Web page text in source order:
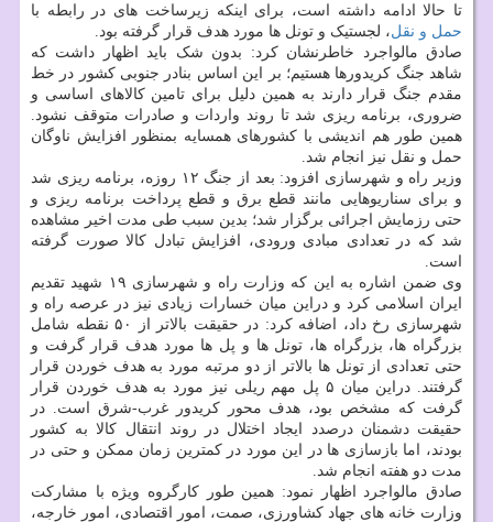
تا حالا ادامه داشته است، برای اینکه زیرساخت های در رابطه با
حمل و نقل، لجستیک و تونل ها مورد هدف قرار گرفته بود.
صادق مالواجرد خاطرنشان کرد: بدون شک باید اظهار داشت که
شاهد جنگ کریدورها هستیم؛ بر این اساس بنادر جنوبی کشور در خط
مقدم جنگ قرار دارند به همین دلیل برای تامین کالاهای اساسی و
ضروری، برنامه ریزی شد تا روند واردات و صادرات متوقف نشود.
همین طور هم اندیشی با کشورهای همسایه بمنظور افزایش ناوگان
حمل و نقل نیز انجام شد.
وزیر راه و شهرسازی افزود: بعد از جنگ ۱۲ روزه، برنامه ریزی شد
و برای سناریوهایی مانند قطع برق و قطع پرداخت برنامه ریزی و
حتی رزمایش اجرائی برگزار شد؛ بدین سبب طی مدت اخیر مشاهده
شد که در تعدادی مبادی ورودی، افزایش تبادل کالا صورت گرفته
است.
وی ضمن اشاره به این که وزارت راه و شهرسازی ۱۹ شهید تقدیم
ایران اسلامی کرد و دراین میان خسارات زیادی نیز در عرصه راه و
شهرسازی رخ داد، اضافه کرد: در حقیقت بالاتر از ۵۰ نقطه شامل
بزرگراه ها، بزرگراه ها، تونل ها و پل ها مورد هدف قرار گرفت و
حتی تعدادی از تونل ها بالاتر از دو مرتبه مورد به هدف خوردن قرار
گرفتند. دراین میان ۵ پل مهم ریلی نیز مورد به هدف خوردن قرار
گرفت که مشخص بود، هدف محور کریدور غرب-شرق است. در
حقیقت دشمنان درصدد ایجاد اختلال در روند انتقال کالا به کشور
بودند، اما بازسازی ها در این مورد در کمترین زمان ممکن و حتی در
مدت دو هفته انجام شد.
صادق مالواجرد اظهار نمود: همین طور کارگروه ویژه با مشارکت
وزارت خانه های جهاد کشاورزی، صمت، امور اقتصادی، امور خارجه،